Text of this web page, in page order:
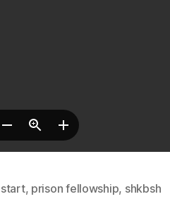
, prison fellowship, shkbsh